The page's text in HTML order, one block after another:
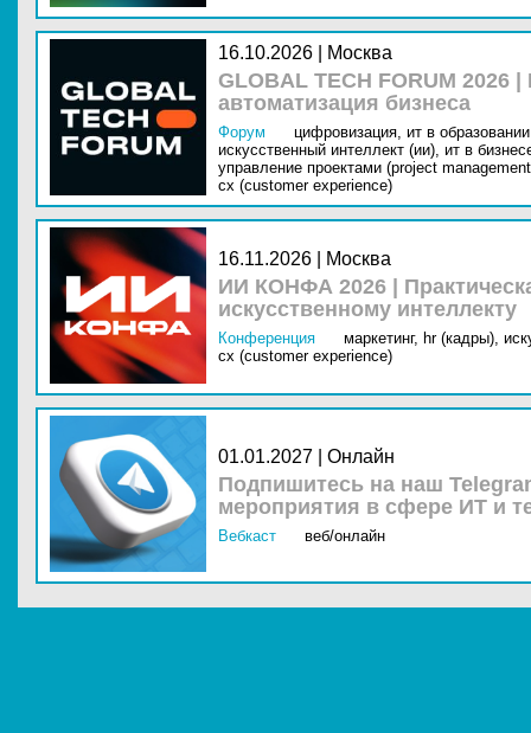
16.10.2026 | Москва
GLOBAL TECH FORUM
автоматизация бизнеса
Форум цифровизация, ит в
искусственный интеллект (ии), ит в
управление проектами (project
cx (customer experience)
16.11.2026 | Москва
ИИ КОНФА 2026 |
искусственному интеллекту
Конференция маркетинг, hr (кадры),
cx (customer experience)
01.01.2027 | Онлайн
Подпишитесь на наш
мероприятия в сфере ИТ и
Вебкаст веб/онлайн